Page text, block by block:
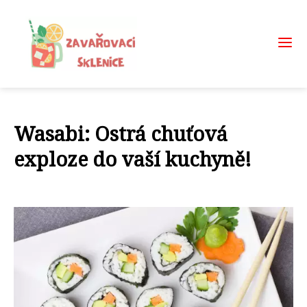
Wasabi: Ostrá chuťová
exploze do vaší kuchyně!